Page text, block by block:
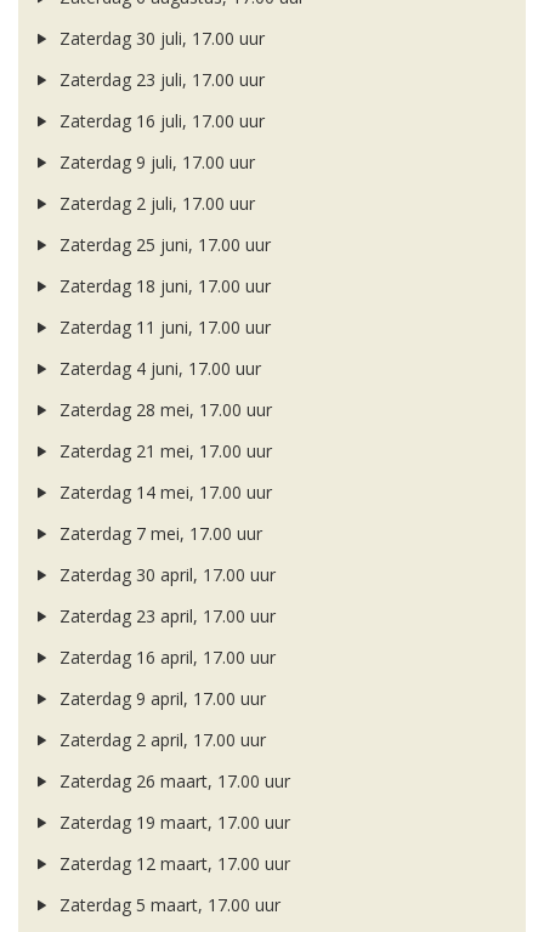
Zaterdag 30 juli, 17.00 uur
Zaterdag 23 juli, 17.00 uur
Zaterdag 16 juli, 17.00 uur
Zaterdag 9 juli, 17.00 uur
Zaterdag 2 juli, 17.00 uur
Zaterdag 25 juni, 17.00 uur
Zaterdag 18 juni, 17.00 uur
Zaterdag 11 juni, 17.00 uur
Zaterdag 4 juni, 17.00 uur
Zaterdag 28 mei, 17.00 uur
Zaterdag 21 mei, 17.00 uur
Zaterdag 14 mei, 17.00 uur
Zaterdag 7 mei, 17.00 uur
Zaterdag 30 april, 17.00 uur
Zaterdag 23 april, 17.00 uur
Zaterdag 16 april, 17.00 uur
Zaterdag 9 april, 17.00 uur
Zaterdag 2 april, 17.00 uur
Zaterdag 26 maart, 17.00 uur
Zaterdag 19 maart, 17.00 uur
Zaterdag 12 maart, 17.00 uur
Zaterdag 5 maart, 17.00 uur